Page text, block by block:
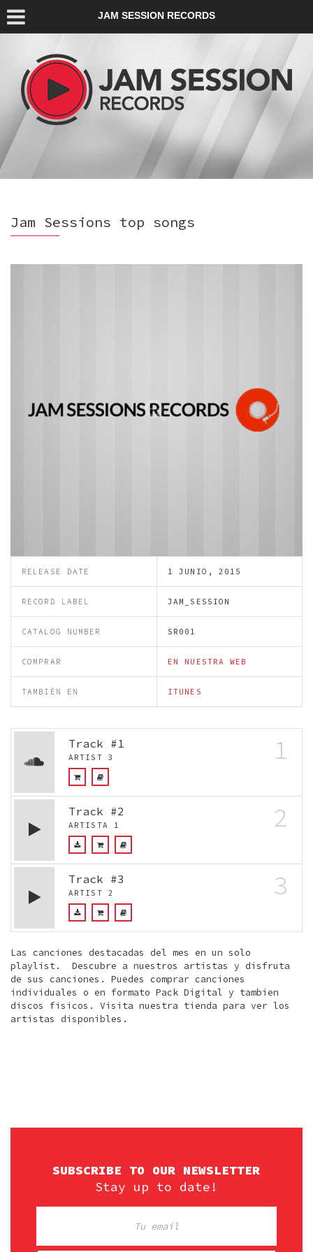
JAM SESSION RECORDS
Jam Sessions top songs
RELEASE DATE 1 JUNIO, 2015
RECORD LABEL JAM_SESSION
CATALOG NUMBER SR001
COMPRAR EN NUESTRA WEB
TAMBIÉN EN ITUNES
Track #1
ARTIST 3 1
Track #2
ARTISTA 1 2
Track #3
ARTIST 2 3
Las canciones destacadas del mes en un solo
playlist. Descubre a nuestros artistas y disfruta
de sus canciones. Puedes comprar canciones
individuales o en formato Pack Digital y tambien
discos fisicos. Visita nuestra tienda para ver los
artistas disponibles.
SUBSCRIBE TO OUR NEWSLETTER
Stay up to date!